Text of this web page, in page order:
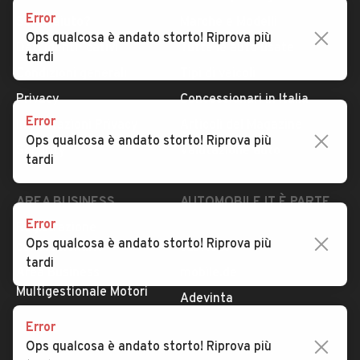
Serve aiuto?
Dati identificativi
Privacy
Impostazioni Privacy
Security
Tutte le auto usate
Concessionari in Italia
Valutazione auto
AREA BUSINESS
Registrazione
concessionario
Multigestionale Motori
AUTOMOBILE.IT È PARTE
subito.it
Adevinta
SEGUICI
Error
Ops qualcosa è andato storto! Riprova più
tardi
Error
Ops qualcosa è andato storto! Riprova più
tardi
Error
Ops qualcosa è andato storto! Riprova più
tardi
Error
Ops qualcosa è andato storto! Riprova più